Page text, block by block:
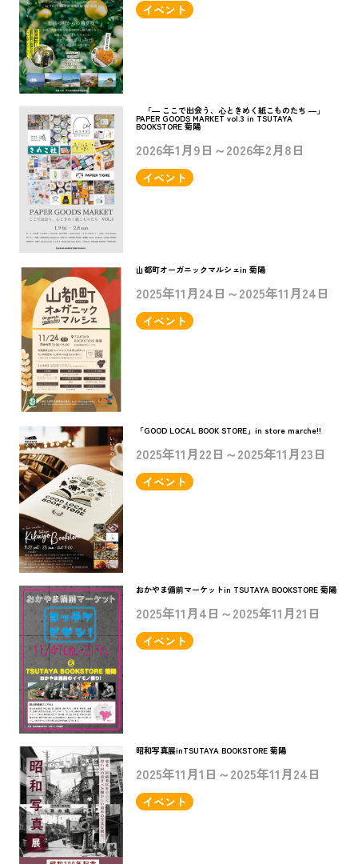
イベント
「― ここで出会う、心ときめく紙こものたち ―」
PAPER GOODS MARKET vol.3 in TSUTAYA
BOOKSTORE 菊陽
2026年1月9日～2026年2月8日
イベント
山都町オーガニックマルシェin 菊陽
2025年11月24日～2025年11月24日
イベント
「GOOD LOCAL BOOK STORE」in store marche!!
2025年11月22日～2025年11月23日
イベント
おかやま備前マーケットin TSUTAYA BOOKSTORE 菊陽
2025年11月4日～2025年11月21日
イベント
昭和写真展inTSUTAYA BOOKSTORE 菊陽
2025年11月1日～2025年11月24日
イベント